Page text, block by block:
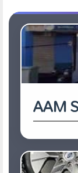
AAM